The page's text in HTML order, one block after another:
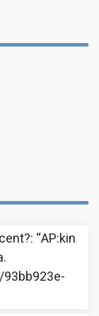
: “AP:kin